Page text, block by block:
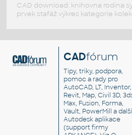
CAD download: knihovna rodina
prvek stafáž výkres kategorie
CADfórum
Tipy, triky, podpora,
pomoc a rady pro
AutoCAD, LT, Inventor,
Revit, Map, Civil 3D,
Max, Fusion, Forma,
Vault, PowerMill a další
Autodesk aplikace
(support firmy